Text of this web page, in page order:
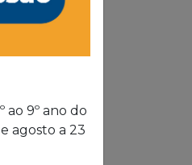
ao 9º ano do
agosto a 23